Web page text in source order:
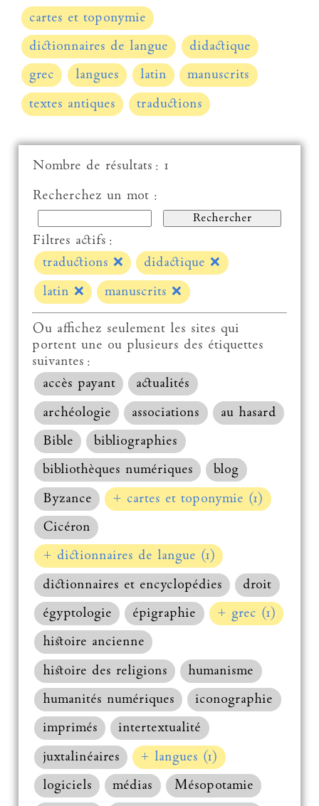
cartes et toponymie
dictionnaires de langue
didactique
grec
langues latin
manuscrits
textes antiques
traductions
Nombre de résultats : 1
Recherchez un mot :
Filtres actifs :
traductions ❌ didactique❌
latin ❌ manuscrits❌
Ou affichez seulement les sites qui
portent une ou plusieurs des étiquettes
suivantes :
accès payant
actualités
archéologie
associations
au hasard
Bible
bibliographies
bibliothèques numériques
blog
Byzance
+ cartes et toponymie (1)
Cicéron
+ dictionnaires de langue (1)
dictionnaires et encyclopédies
droit
égyptologie
épigraphie
+ grec (1)
histoire ancienne
histoire des religions
humanisme
humanités numériques
iconographie
imprimés
intertextualité
juxtalinéaires
+ langues (1)
logiciels
médias
Mésopotamie